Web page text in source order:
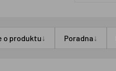
o produktu↓ Poradna↓